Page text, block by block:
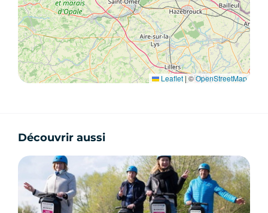
Leaflet |©OpenStreetMap
Découvrir aussi